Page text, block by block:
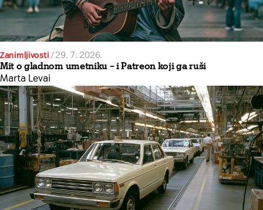
Zanimljivosti /29. 7. 2026.
Mit o gladnom umetniku – i Patreon koji ga ruši
Marta Levai